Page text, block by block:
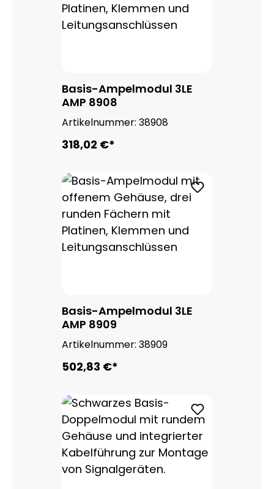
Basis-Ampelmodul 3LE
AMP 8908
Artikelnummer: 38908
318,02 €*
Basis-Ampelmodul 3LE
AMP 8909
Artikelnummer: 38909
502,83 €*